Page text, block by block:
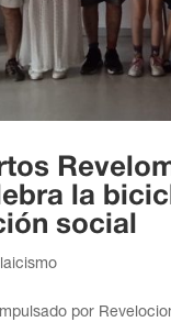
la
social
por